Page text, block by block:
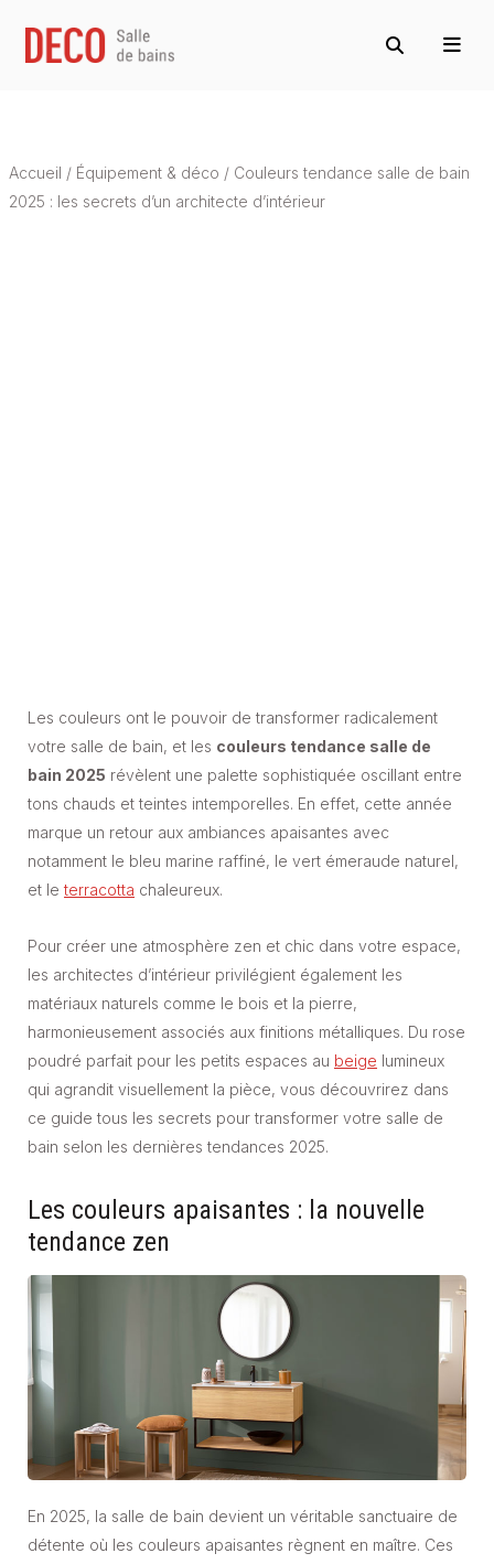
Accueil / Équipement & déco / Couleurs tendance salle de bain
2025 : les secrets d’un architecte d’intérieur
Les couleurs ont le pouvoir de transformer radicalement
votre salle de bain, et les couleurs tendance salle de
bain 2025 révèlent une palette sophistiquée oscillant entre
tons chauds et teintes intemporelles. En effet, cette année
marque un retour aux ambiances apaisantes avec
notamment le bleu marine raffiné, le vert émeraude naturel,
et le terracotta chaleureux.
Pour créer une atmosphère zen et chic dans votre espace,
les architectes d’intérieur privilégient également les
matériaux naturels comme le bois et la pierre,
harmonieusement associés aux finitions métalliques. Du rose
poudré parfait pour les petits espaces au beige lumineux
qui agrandit visuellement la pièce, vous découvrirez dans
ce guide tous les secrets pour transformer votre salle de
bain selon les dernières tendances 2025.
Les couleurs apaisantes : la nouvelle
tendance zen
En 2025, la salle de bain devient un véritable sanctuaire de
détente où les couleurs apaisantes règnent en maître. Ces